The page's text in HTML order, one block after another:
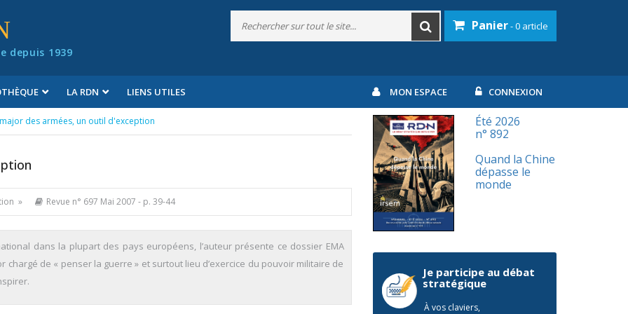
depuis 1939
Panier- 0 article
LA RDN LIENS UTILES MON ESPACE CONNEXION
des armées, un outil d'exception
» Revue n° 697 Mai 2007 - p. 39-44
dans la plupart des pays européens, l’auteur présente ce dossier EMA
chargé de « penser la guerre » et surtout lieu d’exercice du pouvoir militaire de
Été 2026
n° 892
Quand la Chine
dépasse le
monde
Je participe au débat
stratégique
À vos claviers,